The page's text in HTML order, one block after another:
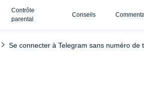
Contrôle
parental
Conseils
Se connecter à Telegram sans numéro
accéder à Telegram de quelqu'un sans